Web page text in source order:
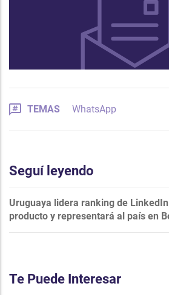
TEMAS WhatsApp
Seguí leyendo
Uruguaya lidera ranking de
producto y representará al país en
Te Puede Interesar